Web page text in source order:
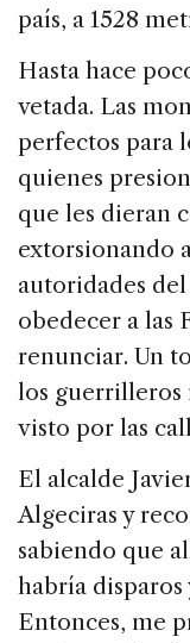
país, a 1528
Hasta hace
vetada. Las
perfectos para
quienes
que les dieran
extorsionando
autoridades
obedecer a las
renunciar. Un
los guerrilleros
visto por las
El alcalde
Algeciras y
sabiendo que
habría disparos
Entonces, me